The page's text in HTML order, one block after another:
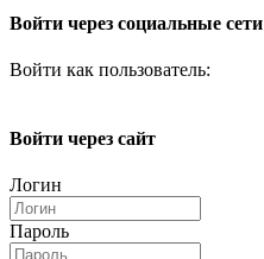
Войти через социальные сети
Войти как пользователь:
Войти через сайт
Логин
Пароль